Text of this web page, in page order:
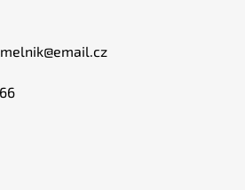
@email.cz